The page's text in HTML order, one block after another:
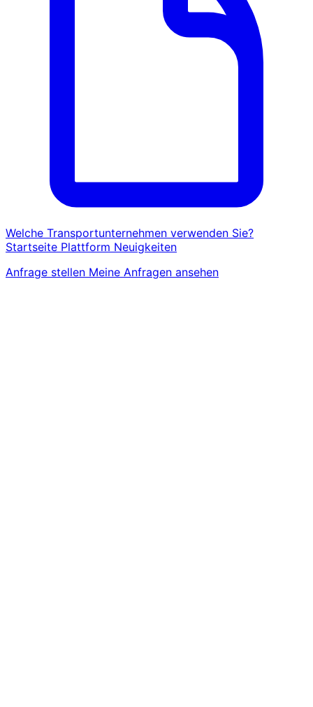
Welche Transportunternehmen verwenden Sie?
Startseite Plattform Neuigkeiten
Anfrage stellen Meine Anfragen ansehen